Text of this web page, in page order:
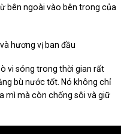
bên ngoài vào bên trong của
hương vị ban đầu
sóng trong thời gian rất
bù nước tốt. Nó không chỉ
mì mà còn chống sôi và giữ